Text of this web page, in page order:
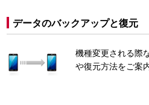
データのバックアップと復元
機種変更される際
や復元方法をご案